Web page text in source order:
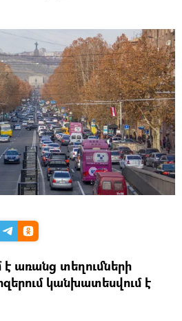
է առանց տեղումների
կանխատեսվում է